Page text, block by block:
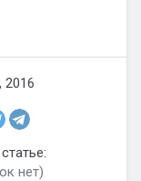
2016
нет)